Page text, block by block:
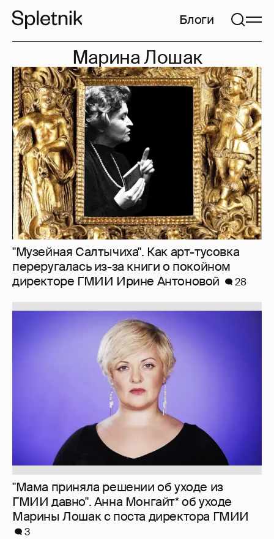
Блоги
Марина Лошак
"Музейная Салтычиха". Как арт-тусовка
переругалась из-за книги о покойном
директоре ГМИИ Ирине Антоновой
28
"Мама приняла решении об уходе из
ГМИИ давно". Анна Монгайт* об уходе
Марины Лошак с поста директора ГМИИ
3